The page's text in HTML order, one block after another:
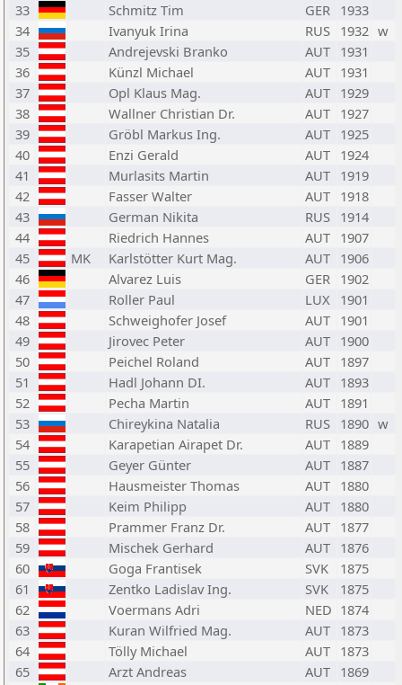
33
Schmitz Tim GER 1933
34
Ivanyuk Irina RUS 1932 w
35
Andrejevski Branko AUT 1931
36
Künzl Michael AUT 1931
37
Opl Klaus Mag. AUT 1929
38
Wallner Christian Dr. AUT 1927
39
Gröbl Markus Ing. AUT 1925
40
Enzi Gerald AUT 1924
41
Murlasits Martin AUT 1919
42
Fasser Walter AUT 1918
43
German Nikita RUS 1914
44
Riedrich Hannes AUT 1907
45
MK Karlstötter Kurt Mag. AUT 1906
46
Alvarez Luis GER 1902
47
Roller Paul LUX 1901
48
Schweighofer Josef AUT 1901
49
Jirovec Peter AUT 1900
50
Peichel Roland AUT 1897
51
Hadl Johann DI. AUT 1893
52
Pecha Martin AUT 1891
53
Chireykina Natalia RUS 1890 w
54
Karapetian Airapet Dr. AUT 1889
55
Geyer Günter AUT 1887
56
Hausmeister Thomas AUT 1880
57
Keim Philipp AUT 1880
58
Prammer Franz Dr. AUT 1877
59
Mischek Gerhard AUT 1876
60
Goga Frantisek SVK
1875
61
Zentko Ladislav Ing. SVK
1875
62
Voermans Adri NED 1874
63
Kuran Wilfried Mag. AUT 1873
64
Tölly Michael AUT 1873
65
Arzt Andreas AUT 1869